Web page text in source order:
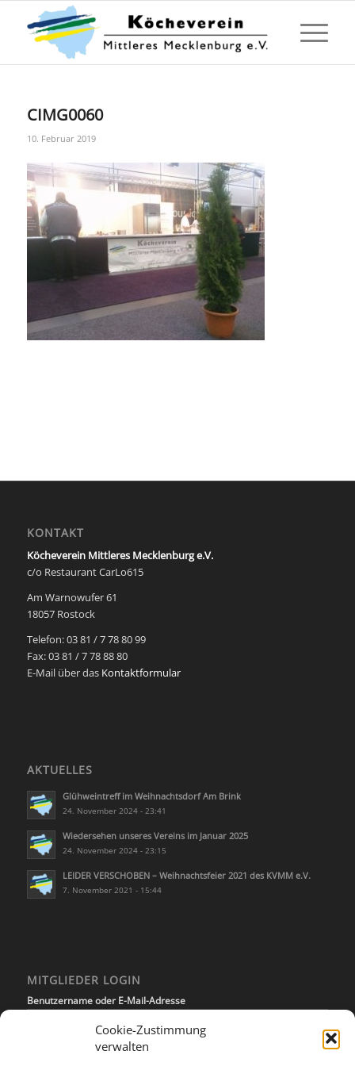
Cookie-Zustimmung
verwalten
CIMG0060
10. Februar 2019
KONTAKT
Köcheverein Mittleres Mecklenburg e.V.
c/o Restaurant CarLo615
Am Warnowufer 61
18057 Rostock
Telefon: 03 81 / 7 78 80 99
Fax: 03 81 / 7 78 88 80
E-Mail über das Kontaktformular
AKTUELLES
Glühweintreff im Weihnachtsdorf Am Brink
24. November 2024 - 23:41
Wiedersehen unseres Vereins im Januar 2025
24. November 2024 - 23:15
LEIDER VERSCHOBEN – Weihnachtsfeier 2021 des KVMM e.V.
7. November 2021 - 15:44
MITGLIEDER LOGIN
Benutzername oder E-Mail-Adresse